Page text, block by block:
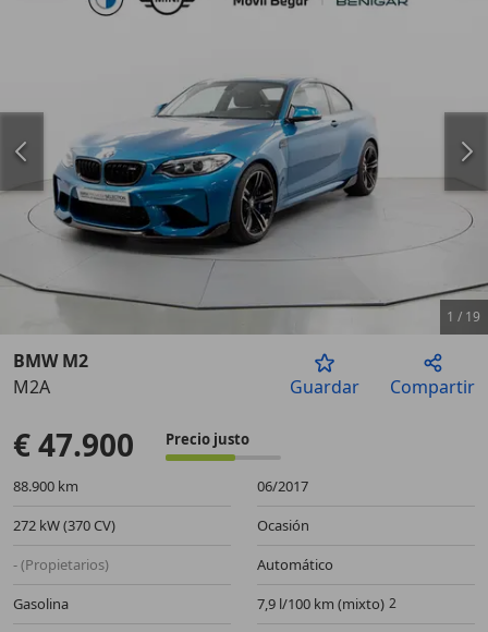
Anterior
1 / 19
BMW M2
M2A
Guardar Compartir
€ 47.900 Precio justo
88.900 km
06/2017
272 kW (370 CV)
Ocasión
- (Propietarios)
Automático
Gasolina
7,9 l/100 km (mixto)